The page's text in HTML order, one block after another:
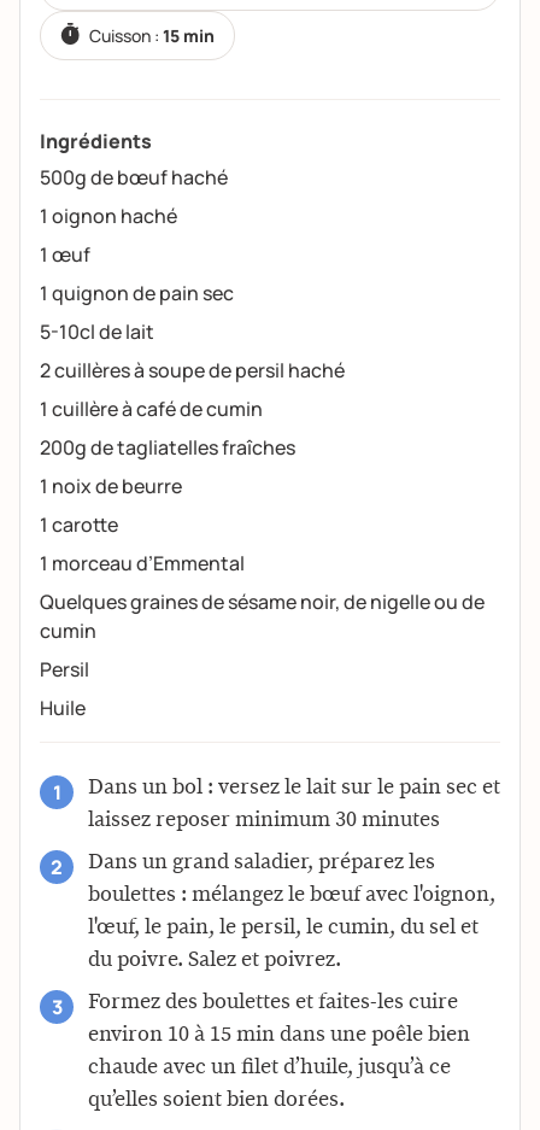
Cuisson :15 min
Ingrédients
500g de bœuf haché
1 oignon haché
1 œuf
1 quignon de pain sec
5-10cl de lait
2 cuillères à soupe de persil haché
1 cuillère à café de cumin
200g de tagliatelles fraîches
1 noix de beurre
1 carotte
1 morceau d’Emmental
Quelques graines de sésame noir, de nigelle ou de
cumin
Persil
Huile
Dans un bol : versez le lait sur le pain sec et
laissez reposer minimum 30 minutes
Dans un grand saladier, préparez les
boulettes : mélangez le bœuf avec l'oignon,
l'œuf, le pain, le persil, le cumin, du sel et
du poivre. Salez et poivrez.
Formez des boulettes et faites-les cuire
environ 10 à 15 min dans une poêle bien
chaude avec un filet d’huile, jusqu’à ce
qu’elles soient bien dorées.